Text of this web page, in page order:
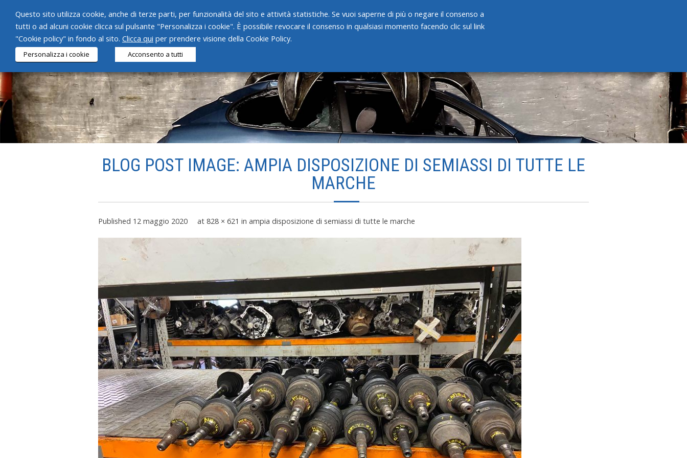
HOME CHI SIAMO SERVIZI PRODOTTI
BLOG POST IMAGE: AMPIA DISPOSIZIONE DI SEMIASSI DI TUTTE LE
MARCHE
Published 12 maggio 2020 at 828 × 621 in ampia disposizione di semiassi di tutte le marche
Questo sito utilizza cookie, anche di terze parti, per funzionalità del sito e attività statistiche. Se vuoi saperne di più o negare il consenso a
tutti o ad alcuni cookie clicca sul pulsante "Personalizza i cookie". È possibile revocare il consenso in qualsiasi momento facendo clic sul link
"Cookie policy" in fondo al sito. Clicca qui per prendere visione della Cookie Policy.
Personalizza i cookie Acconsento a tutti